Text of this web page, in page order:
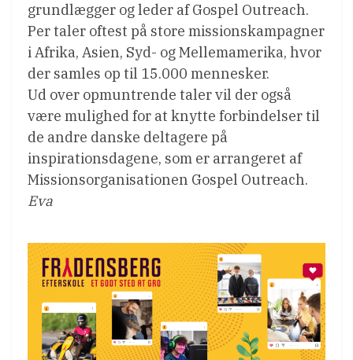
grundlægger og leder af Gospel Outreach.
Per taler oftest på store missionskampagner
i Afrika, Asien, Syd- og Mellemamerika, hvor
der samles op til 15.000 mennesker.
Ud over opmuntrende taler vil der også
være mulighed for at knytte forbindelser til
de andre danske deltagere på
inspirationsdagene, som er arrangeret af
Missionsorganisationen Gospel Outreach.
Eva